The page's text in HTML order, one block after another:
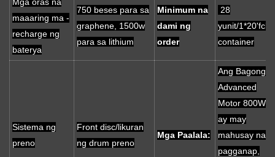
Mga oras na
maaaring ma -
recharge ng
baterya
750 beses para sa
graphene, 1500w
para sa lithium
Minimum na
dami ng
order
28
yunit/1*20'fcl
container
Sistema ng
preno
Front disc/likuran
ng drum preno
Mga Paalala:
Ang Bagong
Advanced
Motor 800W
ay ​​may
mahusay na
pagganap,